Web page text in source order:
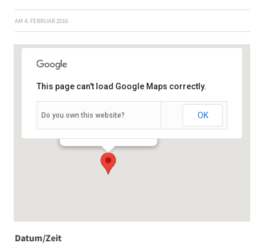
AM 4. FEBRUAR 2016
Veranstaltungen
This page can't load Google Maps correctly.
Do you own this website? OK
Datum/Zeit